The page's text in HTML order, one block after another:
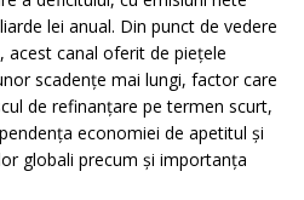
lei anual. Din punct de vedere
acest canal oferit de piețele
scadențe mai lungi, factor care
de refinanțare pe termen scurt,
economiei de apetitul și
globali precum și importanța